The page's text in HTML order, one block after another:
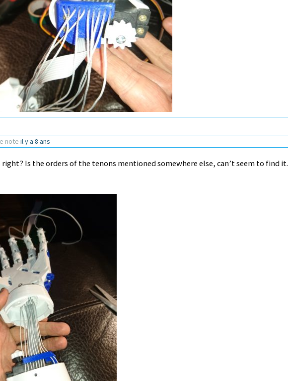
note il y a 8 ans
Is the orders of the tenons mentioned somewhere else, can’t seem to find it.